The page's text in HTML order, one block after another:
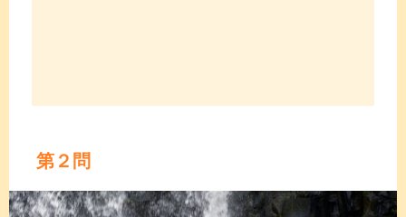
第２問